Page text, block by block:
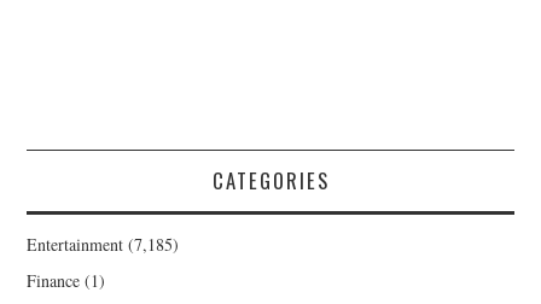
CATEGORIES
Entertainment (7,185)
Finance (1)